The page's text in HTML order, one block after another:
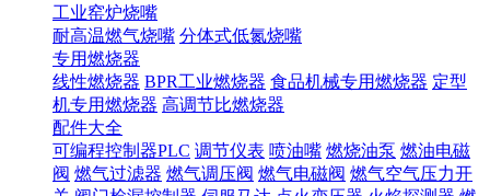
工业窑炉烧嘴
耐高温燃气烧嘴 分体式低氮烧嘴
专用燃烧器
线性燃烧器 BPR工业燃烧器 食品机械专用燃烧器 定型
机专用燃烧器 高调节比燃烧器
配件大全
可编程控制器PLC 调节仪表 喷油嘴 燃烧油泵 燃油电磁
阀 燃气过滤器 燃气调压阀 燃气电磁阀 燃气空气压力开